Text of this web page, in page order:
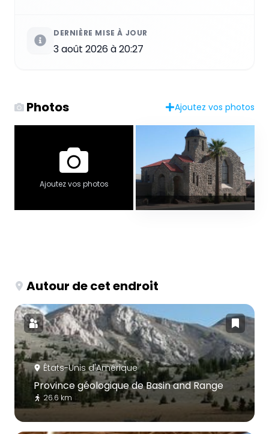
DERNIÈRE MISE À JOUR
3 août 2026 à 20:27
Photos Ajoutez vos photos
Ajoutez vos photos
Autour de cet endroit
États-Unis d'Amérique
Province géologique de Basin and Range
26.6 km